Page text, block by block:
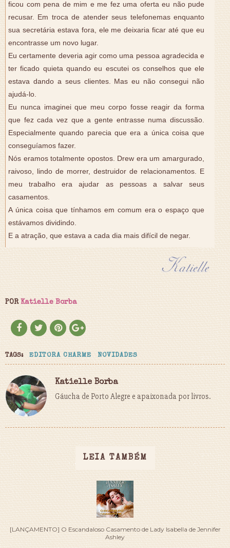
ficou com pena de mim e me fez uma oferta eu não pude
recusar. Em troca de atender seus telefonemas enquanto
sua secretária estava fora, ele me deixaria ficar até que eu
encontrasse um novo lugar.
Eu certamente deveria agir como uma pessoa agradecida e
ter ficado quieta quando eu escutei os conselhos que ele
estava dando a seus clientes. Mas eu não consegui não
ajudá-lo.
Eu nunca imaginei que meu corpo fosse reagir da forma
que fez cada vez que a gente entrasse numa discussão.
Especialmente quando parecia que era a única coisa que
conseguíamos fazer.
Nós eramos totalmente opostos. Drew era um amargurado,
raivoso, lindo de morrer, destruidor de relacionamentos. E
meu trabalho era ajudar as pessoas a salvar seus
casamentos.
A única coisa que tínhamos em comum era o espaço que
estávamos dividindo.
E a atração, que estava a cada dia mais difícil de negar.
POR Katielle Borba
TAGS: EDITORA CHARME NOVIDADES
Katielle Borba
Gáucha de Porto Alegre e apaixonada por livros.
LEIA TAMBÉM
[LANÇAMENTO] O Escandaloso Casamento de Lady Isabella de Jennifer
Ashley